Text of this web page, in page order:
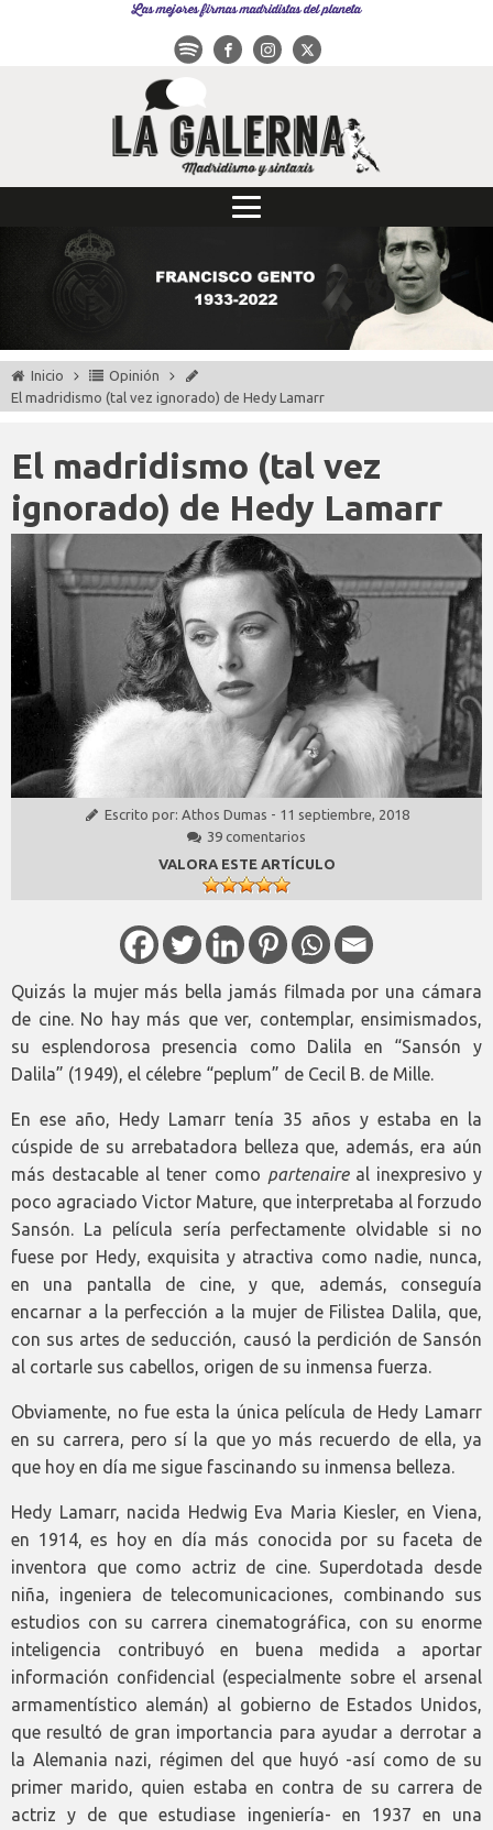
Las mejores firmas madridistas del planeta
Inicio
Opinión
El madridismo (tal vez ignorado) de Hedy Lamarr
El madridismo (tal vez
ignorado) de Hedy Lamarr
Escrito por: Athos Dumas - 11 septiembre, 2018
39 comentarios
VALORA ESTE ARTÍCULO
Quizás la mujer más bella jamás filmada por una cámara
de cine. No hay más que ver, contemplar, ensimismados,
su esplendorosa presencia como Dalila en “Sansón y
Dalila” (1949), el célebre “peplum” de Cecil B. de Mille.
En ese año, Hedy Lamarr tenía 35 años y estaba en la
cúspide de su arrebatadora belleza que, además, era aún
más destacable al tener como partenaireal inexpresivo y
poco agraciado Victor Mature, que interpretaba al forzudo
Sansón. La película sería perfectamente olvidable si no
fuese por Hedy, exquisita y atractiva como nadie, nunca,
en una pantalla de cine, y que, además, conseguía
encarnar a la perfección a la mujer de Filistea Dalila, que,
con sus artes de seducción, causó la perdición de Sansón
al cortarle sus cabellos, origen de su inmensa fuerza.
Obviamente, no fue esta la única película de Hedy Lamarr
en su carrera, pero sí la que yo más recuerdo de ella, ya
que hoy en día me sigue fascinando su inmensa belleza.
Hedy Lamarr, nacida Hedwig Eva Maria Kiesler, en Viena,
en 1914, es hoy en día más conocida por su faceta de
inventora que como actriz de cine. Superdotada desde
niña, ingeniera de telecomunicaciones, combinando sus
estudios con su carrera cinematográfica, con su enorme
inteligencia contribuyó en buena medida a aportar
información confidencial (especialmente sobre el arsenal
armamentístico alemán) al gobierno de Estados Unidos,
que resultó de gran importancia para ayudar a derrotar a
la Alemania nazi, régimen del que huyó -así como de su
primer marido, quien estaba en contra de su carrera de
actriz y de que estudiase ingeniería- en 1937 en una